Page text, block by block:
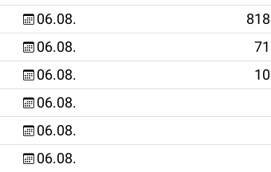
06.08. 818
06.08. 71
06.08. 10
06.08.
06.08.
06.08.